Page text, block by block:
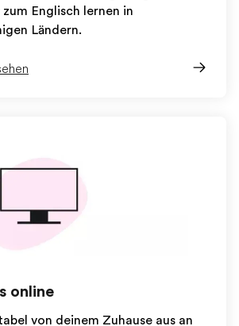
Englisch lernen in
Ländern.
online
von deinem Zuhause aus an